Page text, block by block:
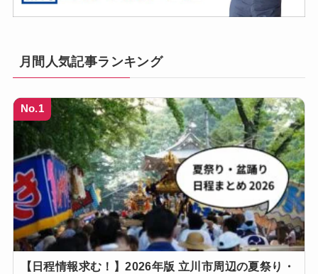
月間人気記事ランキング
No.1
【日程情報求む！】2026年版 立川市周辺の夏祭り・